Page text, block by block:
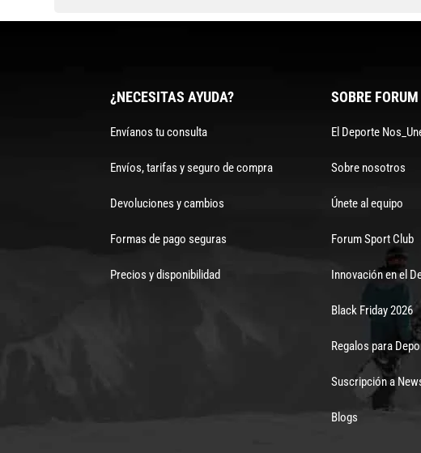
¿NECESITAS AYUDA?
Envíanos tu consulta
Envíos, tarifas y seguro de compra
Devoluciones y cambios
Formas de pago seguras
Precios y disponibilidad
SOBRE
El Deporte
Sobre nosotros
Únete al equipo
Forum Sport Club
Innovación en el
Black Friday 2026
Regalos para
Suscripción a
Blogs